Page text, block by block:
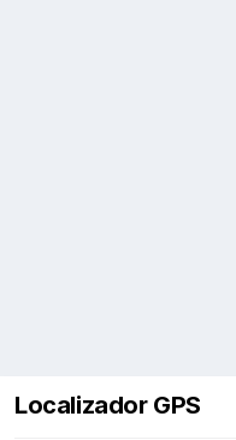
Localizador GPS